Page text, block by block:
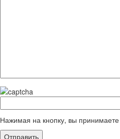
Нажимая на кнопку, вы принимаете